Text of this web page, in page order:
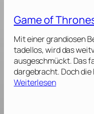
5
2
0
1
5
]
s
:
S
t
a
f
f
e
f
T
h
r
o
Game of
Mit einer grandiosen
tadellos, wird das
ausgeschmückt. Das
dargebracht. Doch
Weiterlesen: